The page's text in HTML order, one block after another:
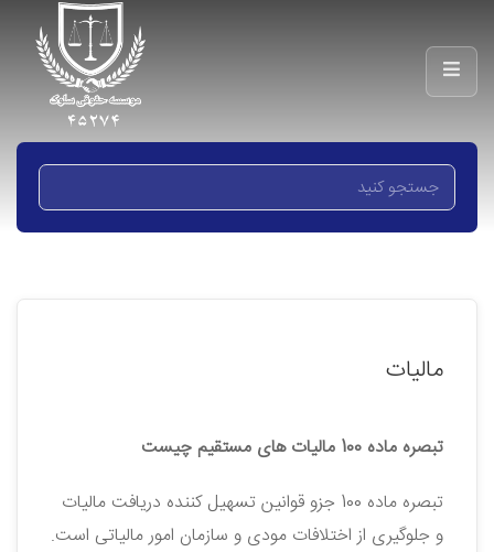
مالیات
تبصره ماده 100 مالیات های مستقیم چیست
تبصره ماده 100 جزو قوانین تسهیل کننده دریافت مالیات
و جلوگیری از اختلافات مودی و سازمان امور مالیاتی است.